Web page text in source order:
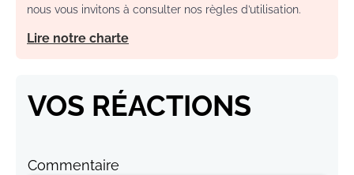
nous vous invitons à consulter nos règles d’utilisation.
Lire notre charte
VOS RÉACTIONS
Commentaire